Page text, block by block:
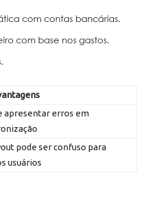
com contas bancárias.
com base nos gastos.
apresentar erros em
pode ser confuso para
usuários